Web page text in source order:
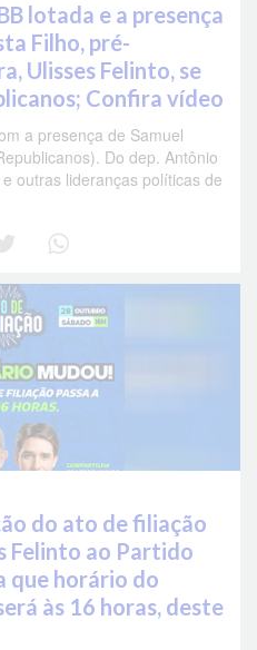
lotada e a presença
Filho, pré-
Ulisses Felinto, se
Confira vídeo
a presença de Samuel
Do dep. Antônio
outras lideranças políticas de
do ato de filiação
Felinto ao Partido
que horário do
às 16 horas, deste